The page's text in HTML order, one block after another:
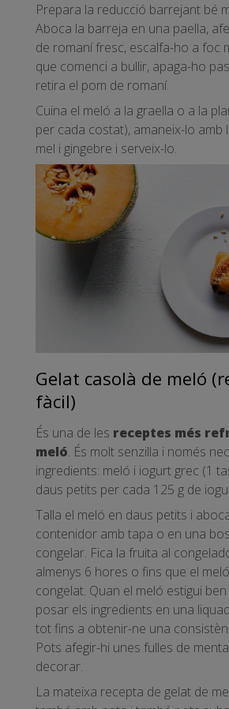
Prepara la reducció barrejant bé
Aboca la barreja en una paella,
de romaní fresc, escalfa-ho a foc
que comenci a bullir, apaga-ho
retira el pom de romaní.
Cuina el meló a la graella o a la
per cada costat), amaneix-lo amb
mel i gingebre i serveix-lo.
Gelat casolà de meló
fàcil)
És una de les receptes més
meló. És molt senzilla i només
ingredients: meló i iogurt grec (1
daus petits per cada 125 g de
Talla el meló en daus petits i
contenidor amb tapa o en una
congelar. Fica la fruita al
almenys 6 hores o fins que el
congelat. Quan el meló estigui
posar els ingredients en una
tot fins a obtenir-ne una
Pots afegir-hi unes fulles de
decorar.
La mateixa recepta de gelat de